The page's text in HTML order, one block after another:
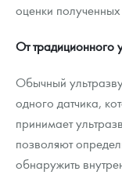
оценки
От традиционного
Обычный
одного датчика,
принимает
позволяют
обнаружить